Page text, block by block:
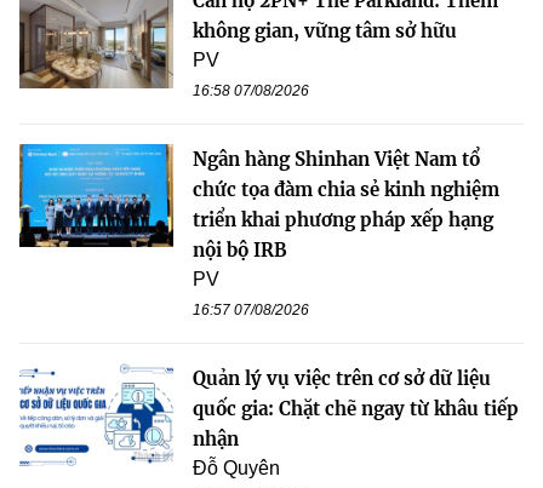
không gian, vững tâm sở hữu
PV
16:58 07/08/2026
Ngân hàng Shinhan Việt Nam tổ
chức tọa đàm chia sẻ kinh nghiệm
triển khai phương pháp xếp hạng
nội bộ IRB
PV
16:57 07/08/2026
Quản lý vụ việc trên cơ sở dữ liệu
quốc gia: Chặt chẽ ngay từ khâu tiếp
nhận
Đỗ Quyên